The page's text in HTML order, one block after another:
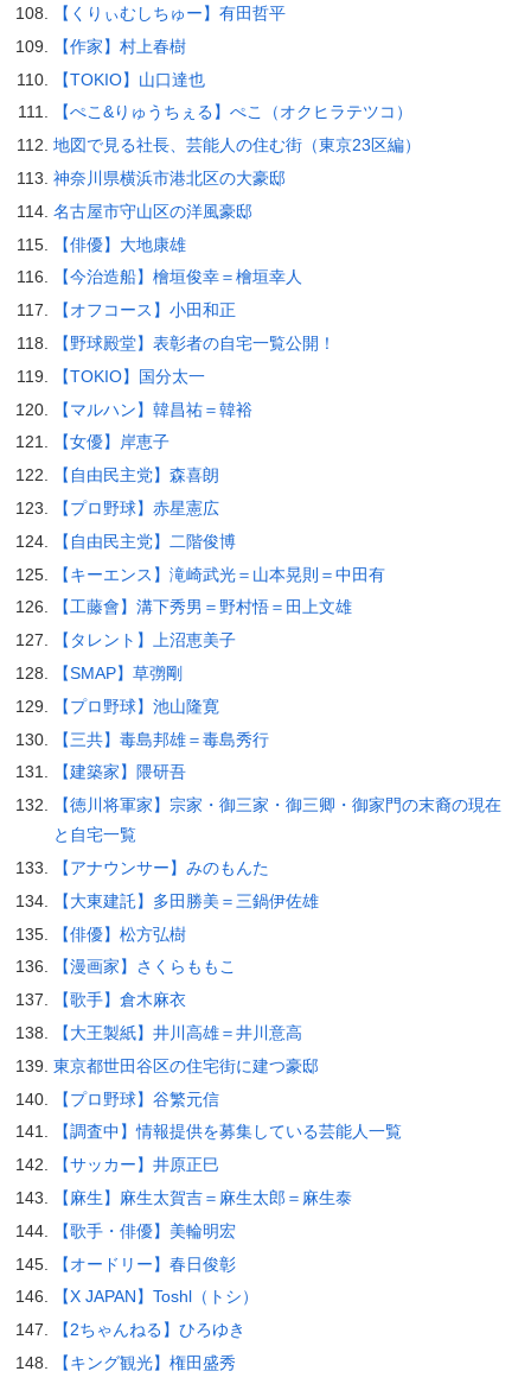
【くりぃむしちゅー】有田哲平
【作家】村上春樹
【TOKIO】山口達也
【ぺこ&りゅうちぇる】ぺこ（オクヒラテツコ）
地図で見る社長、芸能人の住む街（東京23区編）
神奈川県横浜市港北区の大豪邸
名古屋市守山区の洋風豪邸
【俳優】大地康雄
【今治造船】檜垣俊幸＝檜垣幸人
【オフコース】小田和正
【野球殿堂】表彰者の自宅一覧公開！
【TOKIO】国分太一
【マルハン】韓昌祐＝韓裕
【女優】岸恵子
【自由民主党】森喜朗
【プロ野球】赤星憲広
【自由民主党】二階俊博
【キーエンス】滝崎武光＝山本晃則＝中田有
【工藤會】溝下秀男＝野村悟＝田上文雄
【タレント】上沼恵美子
【SMAP】草彅剛
【プロ野球】池山隆寛
【三共】毒島邦雄＝毒島秀行
【建築家】隈研吾
【徳川将軍家】宗家・御三家・御三卿・御家門の末裔の現在
と自宅一覧
【アナウンサー】みのもんた
【大東建託】多田勝美＝三鍋伊佐雄
【俳優】松方弘樹
【漫画家】さくらももこ
【歌手】倉木麻衣
【大王製紙】井川高雄＝井川意高
東京都世田谷区の住宅街に建つ豪邸
【プロ野球】谷繁元信
【調査中】情報提供を募集している芸能人一覧
【サッカー】井原正巳
【麻生】麻生太賀吉＝麻生太郎＝麻生泰
【歌手・俳優】美輪明宏
【オードリー】春日俊彰
【X JAPAN】Toshl（トシ）
【2ちゃんねる】ひろゆき
【キング観光】権田盛秀